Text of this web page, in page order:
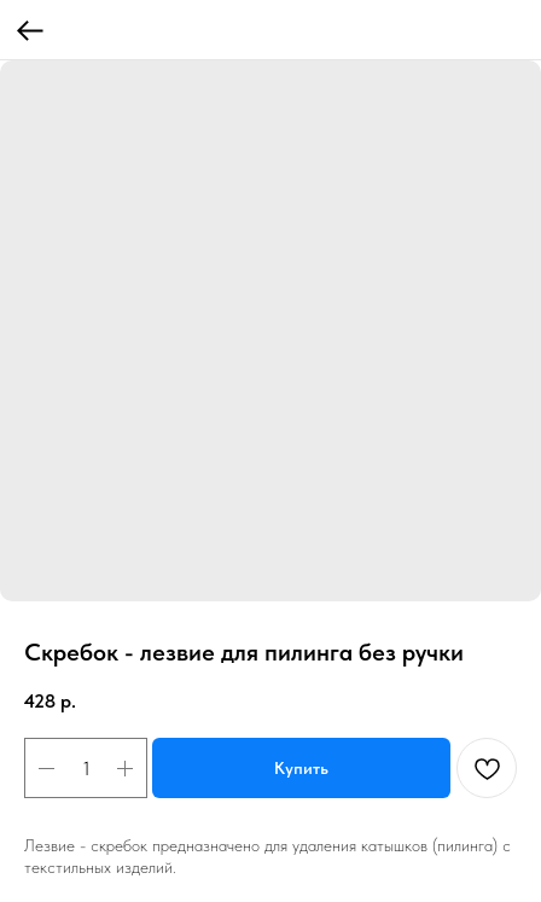
Скребок - лезвие для пилинга без ручки
428 р.
Купить
Лезвие - скребок предназначено для удаления катышков (пилинга) с
текстильных изделий.